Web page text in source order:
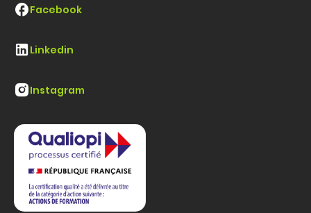
Facebook
Linkedin
Instagram